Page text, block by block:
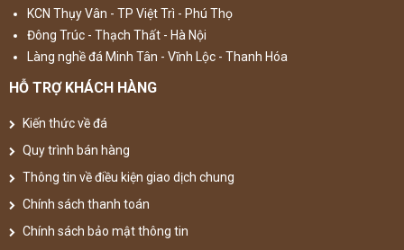
KCN Thụy Vân - TP Việt Trì - Phú Thọ
Đông Trúc - Thạch Thất - Hà Nội
Làng nghề đá Minh Tân - Vĩnh Lộc - Thanh Hóa
HỖ TRỢ KHÁCH HÀNG
Kiến thức về đá
Quy trình bán hàng
Thông tin về điều kiện giao dịch chung
Chính sách thanh toán
Chính sách bảo mật thông tin